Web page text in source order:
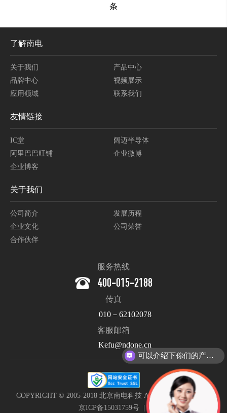
条
了解南电
关于我们
产品中心
品牌中心
视频展示
应用领域
联系我们
友情链接
IC堂
阔迈半导体
阿里巴巴旺铺
企业微博
企业博客
关于我们
公司简介
发展历程
企业文化
公司荣誉
合作伙伴
服务热线
400-015-2188
传真
010－62102078
客服邮箱
Kefu@ndone.cn
COPYRIGHT © 2005-2018 北京南电科技 All Rights Reserved. |
京ICP备15031759号|
可以介绍下你们的产品么？